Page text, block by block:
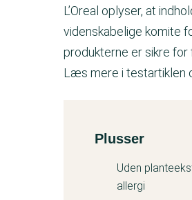
L’Oreal oplyser, at
videnskabelige komite
produkterne er sikre
Læs mere i testartiklen
Kemitest
Plusser
Uden
allergi